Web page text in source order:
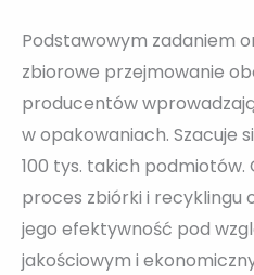
Podstawowym zadaniem
zbiorowe przejmowanie
producentów
w opakowaniach. Szacuje
100 tys. takich
proces zbiórki i recyklingu
jego efektywność pod
jakościowym i